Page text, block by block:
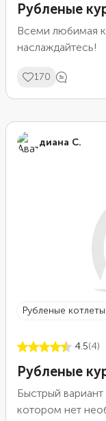
Рубленые
Всеми любимая
наслаждайтесь!
170
диана С.
рубленые
4.5(4)
Рубленые
Быстрый вариант
котором нет